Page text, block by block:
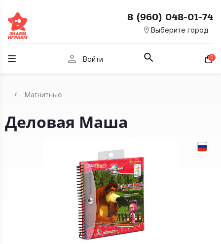
room Выберите город
8 (960) 048-01-74
person Войти 0
Магнитные
Деловая Маша